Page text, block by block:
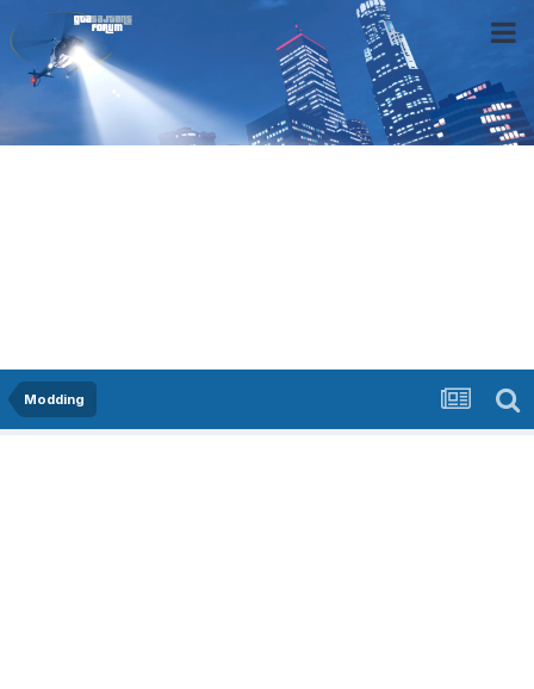
Modding